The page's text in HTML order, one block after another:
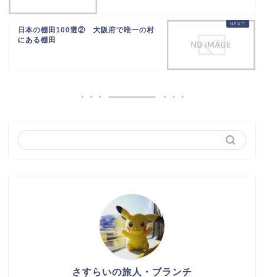
日本の棚田100選② 大阪府で唯一の村
にある棚田
さすらいの旅人・ブランチ